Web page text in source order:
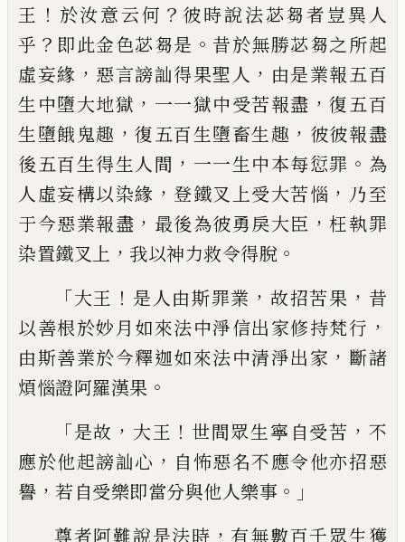
王 ！ 於汝意云何 ？ 彼時說法苾芻者豈異人
乎 ？ 即此金色苾芻是 。 昔於無勝苾芻之所起
虛妄緣 ， 惡言謗訕得果聖人 ， 由是業報五百
生中墮大地獄 ， 一一獄中受苦報盡 ，復五百
生墮餓鬼趣 ，復五百生墮畜生趣 ， 彼彼報盡
後五百生得生人間 ， 一一生中本每愆罪 。 為
人虛妄構以染緣 ，登鐵叉上受大苦惱 ， 乃至
于今惡業報盡 ， 最後為彼勇戾大臣 ，枉執罪
染置鐵叉上 ， 我以神力救令得脫 。
「大王 ！ 是人由斯罪業 ， 故招苦果 ， 昔
以善根於妙月如來法中淨信出家修持梵行 ，
由斯善業於今釋迦如來法中清淨出家 ， 斷諸
煩惱證阿羅漢果 。
「是故 ， 大王 ！ 世間眾生寧自受苦 ， 不
應於他起謗訕心 ， 自怖惡名不應令他亦招惡
譽 ， 若自受樂即當分與他人樂事 。」
尊者阿難說是法時 ， 有無數百千眾生獲